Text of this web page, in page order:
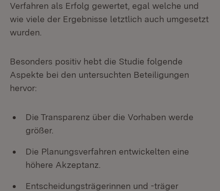
Verfahren als Erfolg gewertet, egal welche und
wie viele der Ergebnisse letztlich auch umgesetzt
wurden.
Besonders positiv hebt die Studie folgende
Aspekte bei den untersuchten Beteiligungen
hervor:
Die Transparenz über die Vorhaben werde
größer.
Die Planungsverfahren entwickelten eine
höhere Akzeptanz.
Entscheidungsträgerinnen und -träger